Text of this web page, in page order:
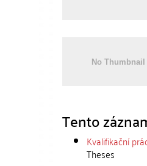
Tento
Kvalifikační
Theses